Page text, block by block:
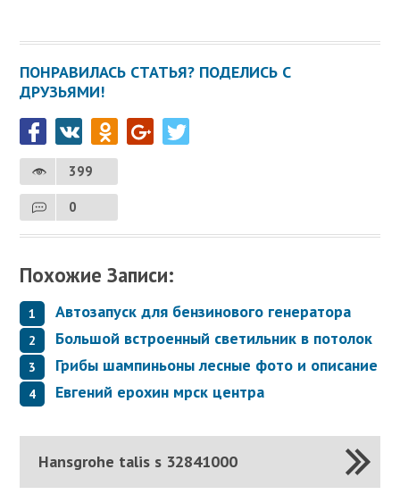
ПОНРАВИЛАСЬ СТАТЬЯ? ПОДЕЛИСЬ С
ДРУЗЬЯМИ!
399
0
Похожие Записи:
Автозапуск для бензинового генератора
Большой встроенный светильник в потолок
Грибы шампиньоны лесные фото и описание
Евгений ерохин мрск центра
Hansgrohe talis s 32841000